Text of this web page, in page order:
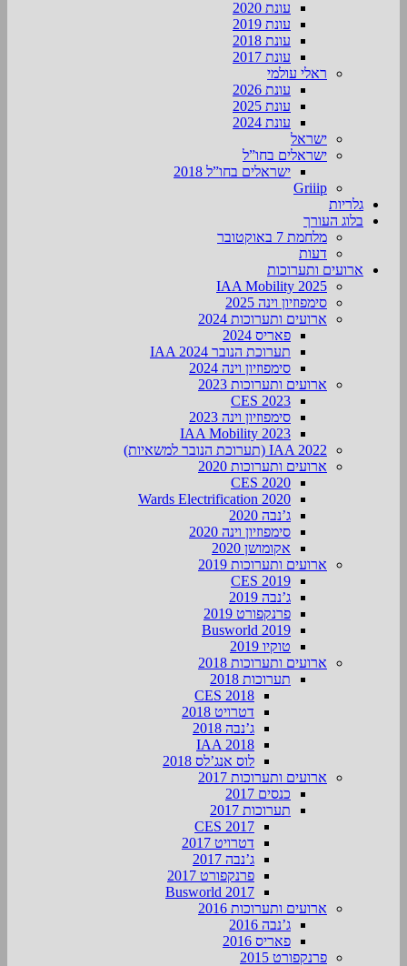
עונת 2020
עונת 2019
עונת 2018
עונת 2017
ראלי עולמי
עונת 2026
עונת 2025
עונת 2024
ישראל
ישראלים בחו”ל
ישראלים בחו”ל 2018
Griiip
גלריות
בלוג העורך
מלחמת 7 באוקטובר
דעות
ארועים ותערוכות
2025 IAA Mobility
סימפוזיון וינה 2025
ארועים ותערוכות 2024
פאריס 2024
תערוכת הנובר IAA 2024
סימפוזיון וינה 2024
ארועים ותערוכות 2023
CES 2023
סימפוזיון וינה 2023
IAA Mobility 2023
IAA 2022 (תערוכת הנובר למשאיות)
ארועים ותערוכות 2020
CES 2020
Wards Electrification 2020
ג’נבה 2020
סימפוזיון וינה 2020
אקומושן 2020
ארועים ותערוכות 2019
CES 2019
ג’נבה 2019
פרנקפורט 2019
Busworld 2019
טוקיו 2019
ארועים ותערוכות 2018
תערוכות 2018
CES 2018
דטרויט 2018
ג’נבה 2018
IAA 2018
לוס אנג’לס 2018
ארועים ותערוכות 2017
כנסים 2017
תערוכות 2017
CES 2017
דטרויט 2017
ג’נבה 2017
פרנקפורט 2017
Busworld 2017
ארועים ותערוכות 2016
ג’נבה 2016
פאריס 2016
פרנקפורט 2015